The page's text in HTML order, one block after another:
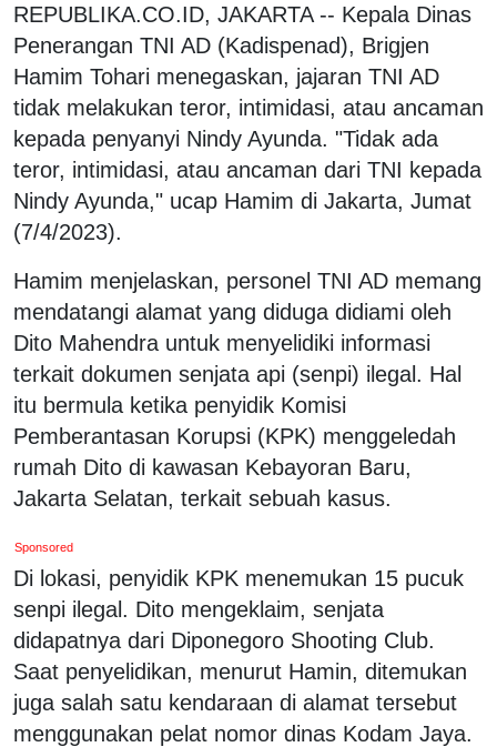
REPUBLIKA.CO.ID, JAKARTA -- Kepala Dinas
Penerangan TNI AD (Kadispenad), Brigjen
Hamim Tohari menegaskan, jajaran TNI AD
tidak melakukan teror, intimidasi, atau ancaman
kepada penyanyi Nindy Ayunda. "Tidak ada
teror, intimidasi, atau ancaman dari TNI kepada
Nindy Ayunda," ucap Hamim di Jakarta, Jumat
(7/4/2023).
Hamim menjelaskan, personel TNI AD memang
mendatangi alamat yang diduga didiami oleh
Dito Mahendra untuk menyelidiki informasi
terkait dokumen senjata api (senpi) ilegal. Hal
itu bermula ketika penyidik Komisi
Pemberantasan Korupsi (KPK) menggeledah
rumah Dito di kawasan Kebayoran Baru,
Jakarta Selatan, terkait sebuah kasus.
Sponsored
Di lokasi, penyidik KPK menemukan 15 pucuk
senpi ilegal. Dito mengeklaim, senjata
didapatnya dari Diponegoro Shooting Club.
Saat penyelidikan, menurut Hamin, ditemukan
juga salah satu kendaraan di alamat tersebut
menggunakan pelat nomor dinas Kodam Jaya.